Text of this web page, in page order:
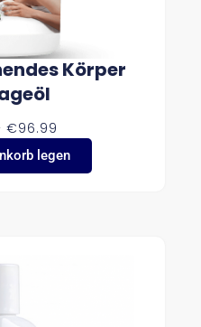
Körper
€96.99
R
E
I
legen